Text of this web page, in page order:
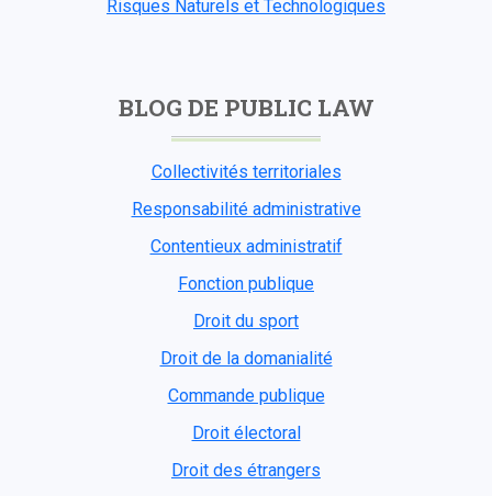
Risques Naturels et Technologiques
BLOG DE PUBLIC LAW
Collectivités territoriales
Responsabilité administrative
Contentieux administratif
Fonction publique
Droit du sport
Droit de la domanialité
Commande publique
Droit électoral
Droit des étrangers